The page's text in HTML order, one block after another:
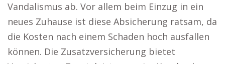
Vandalismus ab. Vor allem beim Einzug in ein
neues Zuhause ist diese Absicherung ratsam, da
die Kosten nach einem Schaden hoch ausfallen
können. Die Zusatzversicherung bietet